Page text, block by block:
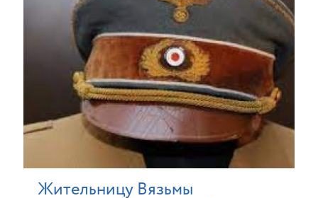
Жительницу Вязьмы